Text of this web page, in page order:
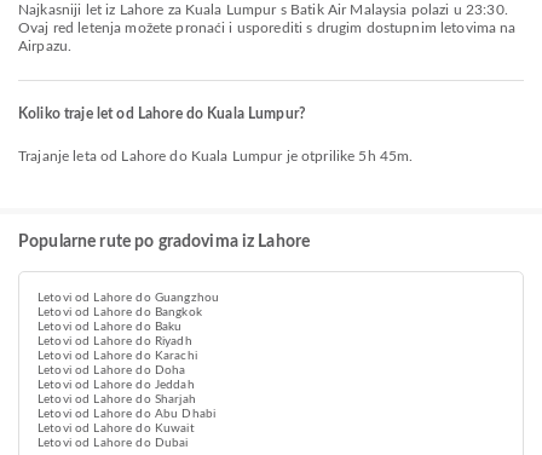
Najkasniji let iz Lahore za Kuala Lumpur s Batik Air Malaysia polazi u 23:30.
Ovaj red letenja možete pronaći i usporediti s drugim dostupnim letovima na
Airpazu.
Koliko traje let od Lahore do Kuala Lumpur?
Trajanje leta od Lahore do Kuala Lumpur je otprilike 5h 45m.
Popularne rute po gradovima iz Lahore
Letovi od Lahore do Guangzhou
Letovi od Lahore do Bangkok
Letovi od Lahore do Baku
Letovi od Lahore do Riyadh
Letovi od Lahore do Karachi
Letovi od Lahore do Doha
Letovi od Lahore do Jeddah
Letovi od Lahore do Sharjah
Letovi od Lahore do Abu Dhabi
Letovi od Lahore do Kuwait
Letovi od Lahore do Dubai